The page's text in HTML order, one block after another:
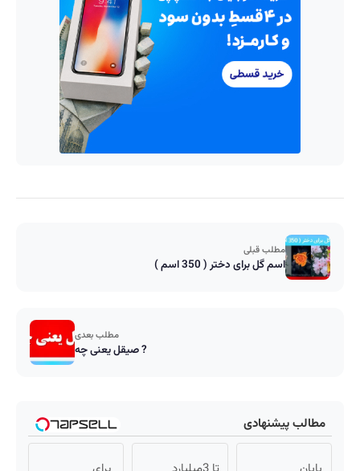
مطلب قبلی
اسم گل برای دختر ( 350 اسم )
مطلب بعدی
صیقل یعنی چه ?
مطالب پیشنهادی